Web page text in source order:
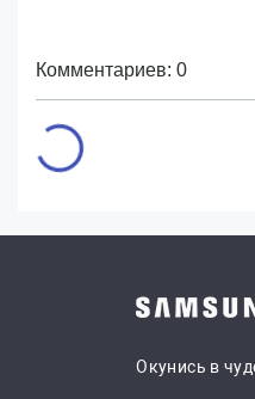
Комментариев: 0
Окунись в